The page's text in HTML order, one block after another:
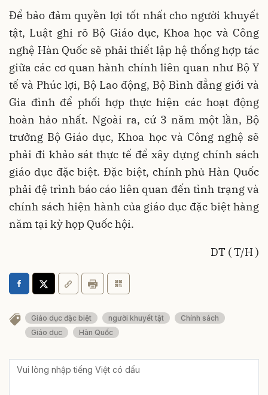
Để bảo đảm quyền lợi tốt nhất cho người khuyết
tật, Luật ghi rõ Bộ Giáo dục, Khoa học và Công
nghệ Hàn Quốc sẽ phải thiết lập hệ thống hợp tác
giữa các cơ quan hành chính liên quan như Bộ Y
tế và Phúc lợi, Bộ Lao động, Bộ Bình đẳng giới và
Gia đình để phối hợp thực hiện các hoạt động
hoàn hảo nhất. Ngoài ra, cứ 3 năm một lần, Bộ
trưởng Bộ Giáo dục, Khoa học và Công nghệ sẽ
phải đi khảo sát thực tế để xây dựng chính sách
giáo dục đặc biệt. Đặc biệt, chính phủ Hàn Quốc
phải đệ trình báo cáo liên quan đến tình trạng và
chính sách hiện hành của giáo dục đặc biệt hàng
năm tại kỳ họp Quốc hội.
DT ( T/H )
Giáo dục đặc biệt người khuyết tật
Chính sách
Giáo dục
Hàn Quốc